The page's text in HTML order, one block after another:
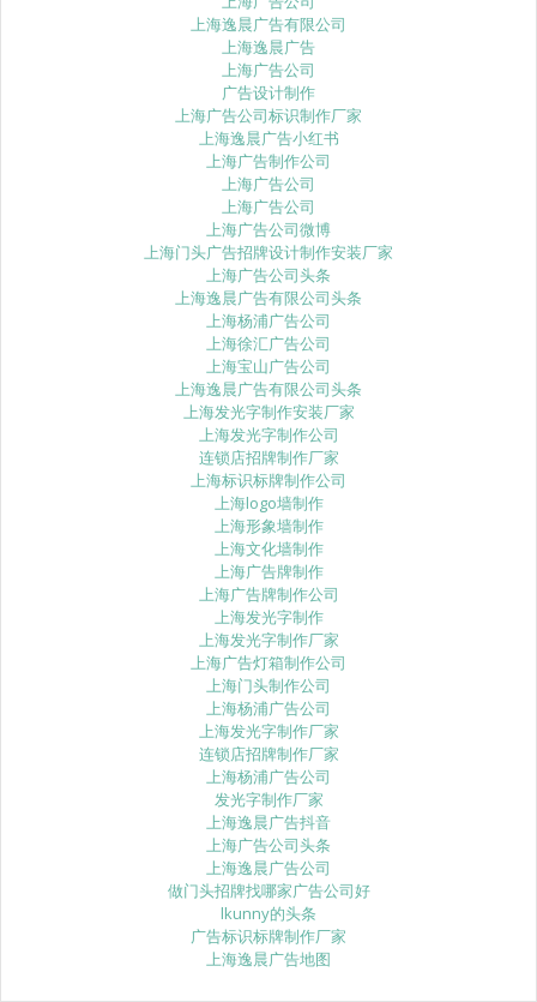
上海逸晨广告有限公司
上海逸晨广告
上海广告公司
广告设计制作
上海广告公司标识制作厂家
上海逸晨广告小红书
上海广告制作公司
上海广告公司
上海广告公司
上海广告公司微博
上海门头广告招牌设计制作安装厂家
上海广告公司头条
上海逸晨广告有限公司头条
上海杨浦广告公司
上海徐汇广告公司
上海宝山广告公司
上海逸晨广告有限公司头条
上海发光字制作安装厂家
上海发光字制作公司
连锁店招牌制作厂家
上海标识标牌制作公司
上海logo墙制作
上海形象墙制作
上海文化墙制作
上海广告牌制作
上海广告牌制作公司
上海发光字制作
上海发光字制作厂家
上海广告灯箱制作公司
上海门头制作公司
上海杨浦广告公司
上海发光字制作厂家
连锁店招牌制作厂家
上海杨浦广告公司
发光字制作厂家
上海逸晨广告抖音
上海广告公司头条
上海逸晨广告公司
做门头招牌找哪家广告公司好
lkunny的头条
广告标识标牌制作厂家
上海逸晨广告地图